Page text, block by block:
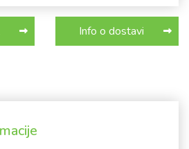
Info o dostavi